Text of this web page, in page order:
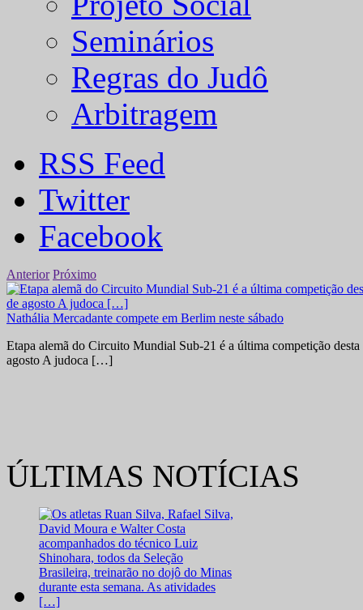
Seminários
Regras do Judô
Arbitragem
RSS Feed
Twitter
Facebook
Anterior Próximo
Nathália Mercadante compete em Berlim neste sábado
Etapa alemã do Circuito Mundial Sub-21 é a última competição
agosto A judoca […]
ÚLTIMAS NOTÍCIAS